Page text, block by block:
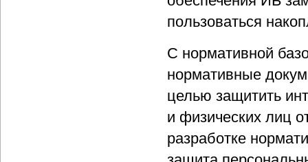
пользоваться
С нормативной
нормативные
целью защитить
и физических лиц
разработке